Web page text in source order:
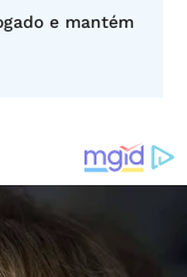
e mantém